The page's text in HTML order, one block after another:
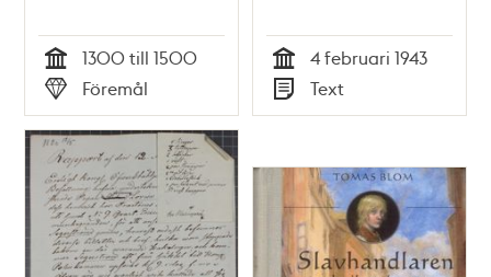
Tid
1300 till 1500
Typ
Föremål Tid
4 februari 1943
Typ
Text